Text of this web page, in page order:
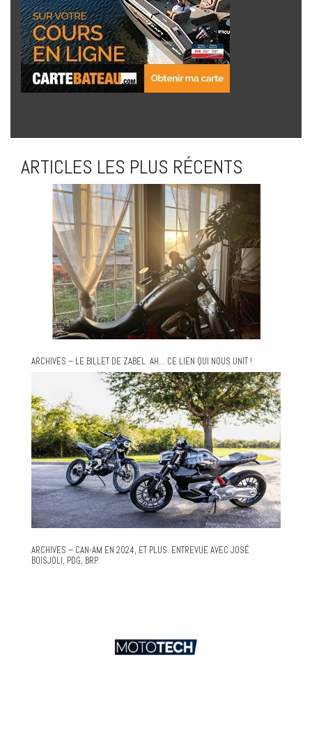
ARTICLES LES PLUS RÉCENTS
ARCHIVES – LE BILLET DE ZABEL. AH… CE LIEN QUI NOUS UNIT !
ARCHIVES – CAN-AM EN 2024, ET PLUS. ENTREVUE AVEC JOSÉ
BOISJOLI, PDG, BRP.